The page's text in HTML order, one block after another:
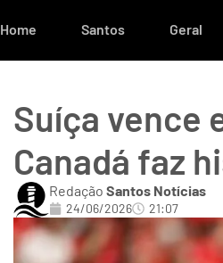
Home Santos Geral
Suíça vence
Canadá faz
Redação Santos Notícias
24/06/2026 21:07